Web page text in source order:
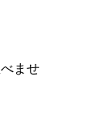
ませ